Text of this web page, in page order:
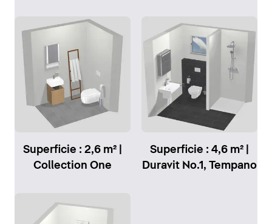
Superficie : 2,6 m² |
Collection One
Superficie : 4,6 m² |
Duravit No.1, Tempano